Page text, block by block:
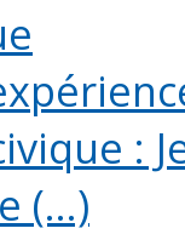
:
(...)